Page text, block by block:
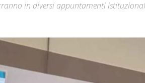
in diversi appuntamenti